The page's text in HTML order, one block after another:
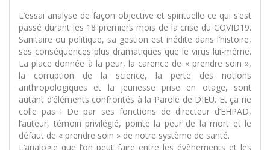
L’essai analyse de façon objective et spirituelle ce qui s’est
passé durant les 18 premiers mois de la crise du COVID19.
Sanitaire ou politique, sa gestion est inédite dans l’histoire,
ses conséquences plus dramatiques que le virus lui-même.
La place donnée à la peur, la carence de « prendre soin »,
la corruption de la science, la perte des notions
anthropologiques et la jeunesse prise en otage, sont
autant d’éléments confrontés à la Parole de DIEU. Et ça ne
colle pas ! De par ses fonctions de directeur d’EHPAD,
l’auteur, témoin privilégié, pointe la peur de la mort et le
défaut de « prendre soin » de notre système de santé.
L’analogie que l’on peut faire entre les évènements et les